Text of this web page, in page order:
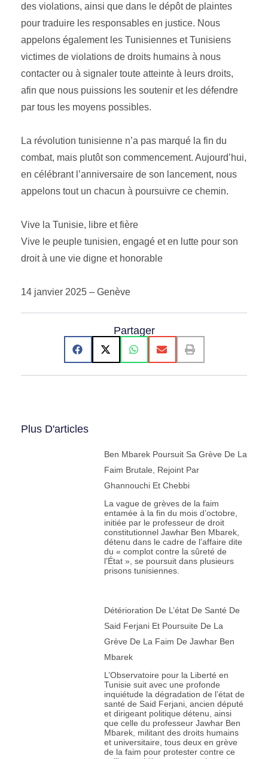
des violations, ainsi que dans le dépôt de plaintes
pour traduire les responsables en justice. Nous
appelons également les Tunisiennes et Tunisiens
victimes de violations de droits humains à nous
contacter ou à signaler toute atteinte à leurs droits,
afin que nous puissions les soutenir et les défendre
par tous les moyens possibles.
La révolution tunisienne n’a pas marqué la fin du
combat, mais plutôt son commencement. Aujourd’hui,
en célébrant l’anniversaire de son lancement, nous
appelons tout un chacun à poursuivre ce chemin.
Vive la Tunisie, libre et fière
Vive le peuple tunisien, engagé et en lutte pour son
droit à une vie digne et honorable
14 janvier 2025 – Genève
Partager
Plus D'articles
Ben Mbarek Poursuit Sa Grève De La
Faim Brutale, Rejoint Par
Ghannouchi Et Chebbi
La vague de grèves de la faim
entamée à la fin du mois d’octobre,
initiée par le professeur de droit
constitutionnel Jawhar Ben Mbarek,
détenu dans le cadre de l’affaire dite
du « complot contre la sûreté de
l’État », se poursuit dans plusieurs
prisons tunisiennes.
Détérioration De L’état De Santé De
Said Ferjani Et Poursuite De La
Grève De La Faim De Jawhar Ben
Mbarek
L’Observatoire pour la Liberté en
Tunisie suit avec une profonde
inquiétude la dégradation de l’état de
santé de Said Ferjani, ancien député
et dirigeant politique détenu, ainsi
que celle du professeur Jawhar Ben
Mbarek, militant des droits humains
et universitaire, tous deux en grève
de la faim pour protester contre ce